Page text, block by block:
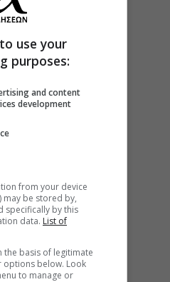
99
οι...
99
Γιατί,
οι...
use your
purposes:
and content
development
from your device
may be stored by,
specifically by this
data. List of
the basis of legitimate
options below. Look
to manage or